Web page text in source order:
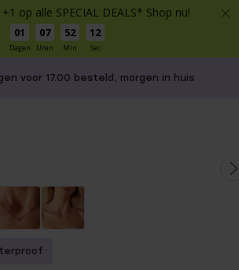
op alle SPECIAL DEALS* Shop nu!
01
Dagen
07
Uren
52
Min
12
Sec
voor 17.00 besteld, morgen in huis